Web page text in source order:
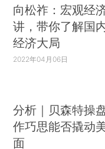
向松祚：宏观经
讲，带你了解国
经济大局
2022年04月06日
分析｜贝森特操
作巧思能否撬动
面